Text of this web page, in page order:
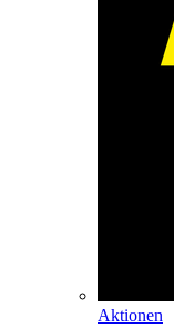
Aktionen